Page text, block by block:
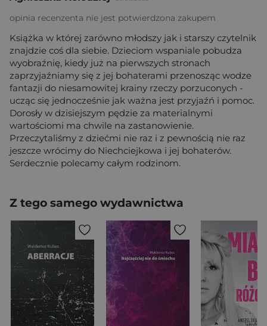
opinia recenzenta nie jest potwierdzona zakupem
Książka w której zarówno młodszy jak i starszy czytelnik
znajdzie coś dla siebie. Dzieciom wspaniale pobudza
wyobraźnię, kiedy już na pierwszych stronach
zaprzyjaźniamy się z jej bohaterami przenosząc wodze
fantazji do niesamowitej krainy rzeczy porzuconych -
ucząc się jednocześnie jak ważna jest przyjaźń i pomoc.
Dorosły w dzisiejszym pędzie za materialnymi
wartościomi ma chwile na zastanowienie.
Przeczytaliśmy z dziećmi nie raz i z pewnością nie raz
jeszcze wrócimy do Niechciejkowa i jej bohaterów.
Serdecznie polecamy całym rodzinom.
Z tego samego wydawnictwa